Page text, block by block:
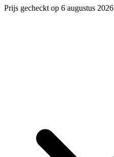
Prijs gecheckt op 6 augustus 2026